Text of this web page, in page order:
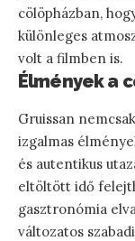
cölöpházban,
különleges
volt a filmben is.
Élmények a
Gruissan
izgalmas
és autentikus
eltöltött idő
gasztronómia
változatos